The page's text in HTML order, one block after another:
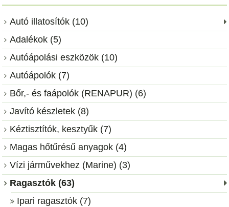
Autó illatosítók (10)
Adalékok (5)
Autóápolási eszközök (10)
Autóápolók (7)
Bőr,- és faápolók (RENAPUR) (6)
Javító készletek (8)
Kéztisztítók, kesztyűk (7)
Magas hőtűrésű anyagok (4)
Vízi járművekhez (Marine) (3)
Ragasztók (63)
Ipari ragasztók (7)